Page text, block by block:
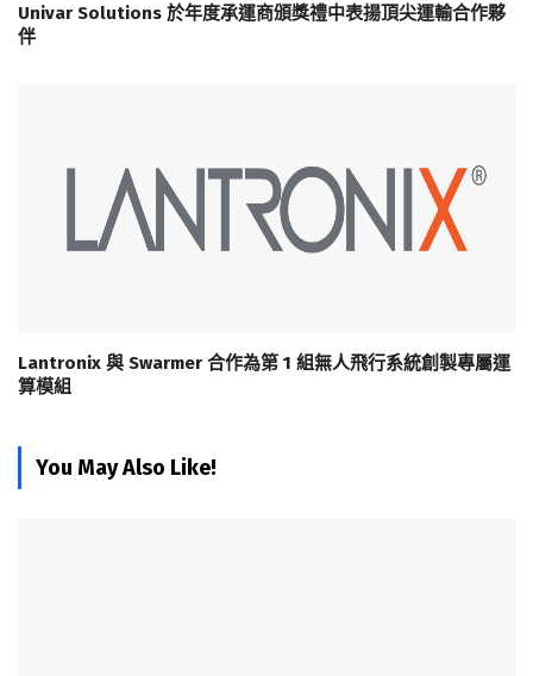
Univar Solutions 於年度承運商頒獎禮中表揚頂尖運輸合作夥
伴
Lantronix 與 Swarmer 合作為第 1 組無人飛行系統創製專屬運
算模組
You May Also Like!